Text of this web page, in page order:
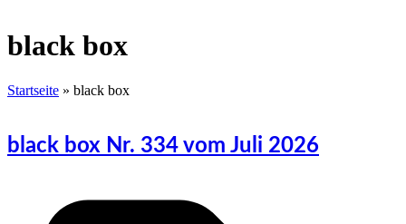
black box
Startseite » black box
black box Nr. 334 vom Juli 2026